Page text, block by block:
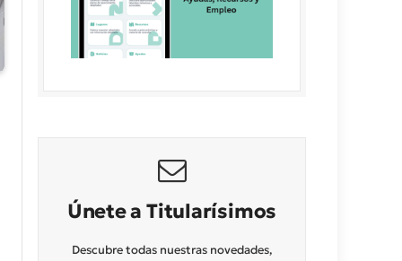
Únete a Titularísimos
Descubre todas nuestras novedades,